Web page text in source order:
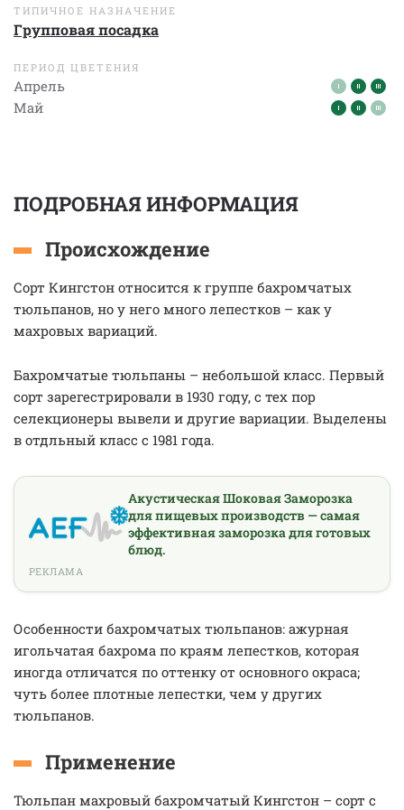
ТИПИЧНОЕ НАЗНАЧЕНИЕ
Групповая посадка
ПЕРИОД ЦВЕТЕНИЯ
Апрель
Май
ПОДРОБНАЯ ИНФОРМАЦИЯ
Происхождение
Сорт Кингстон относится к группе бахромчатых
тюльпанов, но у него много лепестков – как у
махровых вариаций.
Бахромчатые тюльпаны – небольшой класс. Первый
сорт зарегестрировали в 1930 году, с тех пор
селекционеры вывели и другие вариации. Выделены
в отдльный класс с 1981 года.
Акустическая Шоковая Заморозка
для пищевых производств — самая
эффективная заморозка для готовых
блюд.
РЕКЛАМА
Особенности бахромчатых тюльпанов: ажурная
игольчатая бахрома по краям лепестков, которая
иногда отличатся по оттенку от основного окраса;
чуть более плотные лепестки, чем у других
тюльпанов.
Применение
Тюльпан махровый бахромчатый Кингстон – сорт с